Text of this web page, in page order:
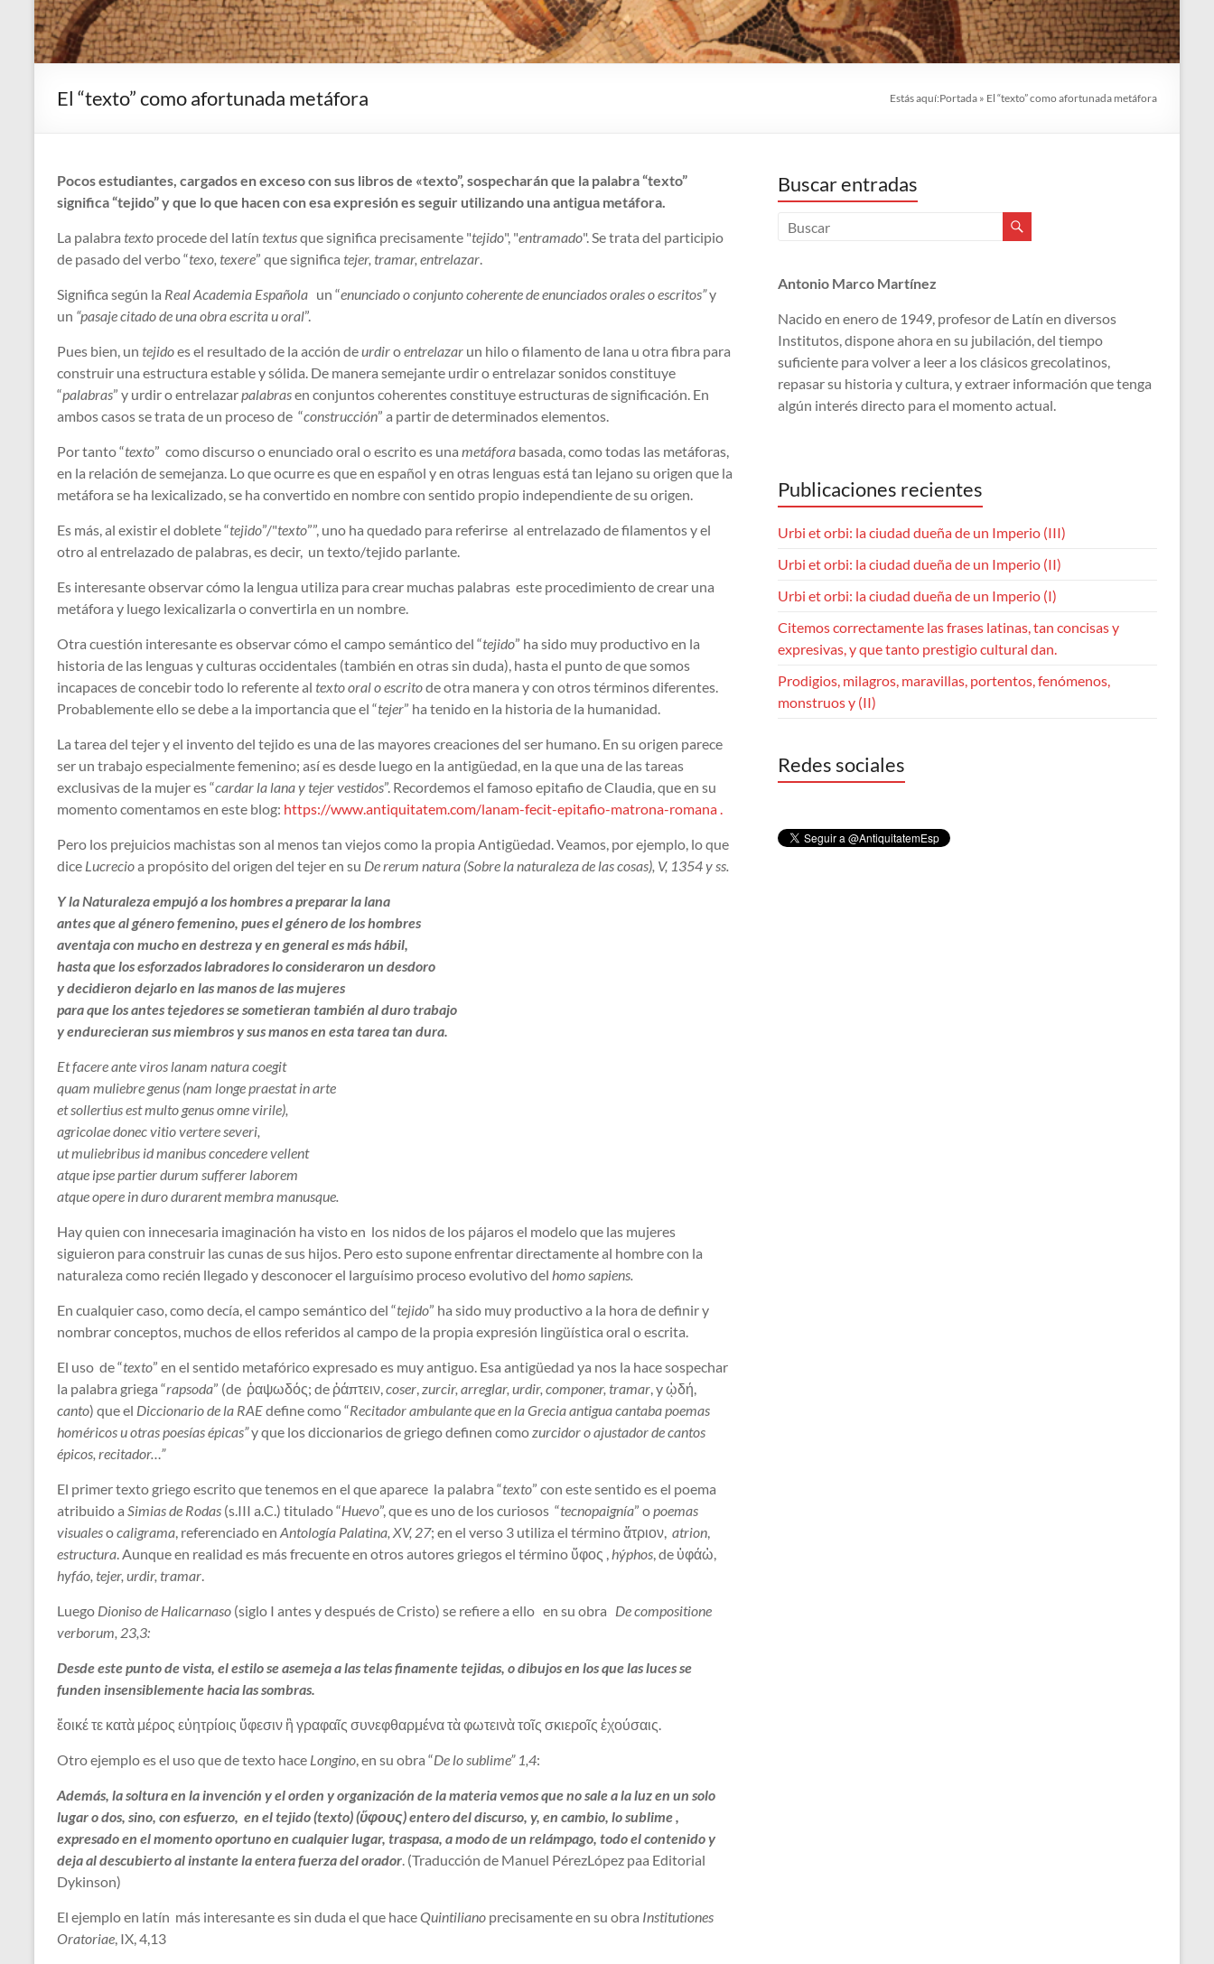
El “texto” como afortunada metáfora Estás aquí:Portada » El “texto” como afortunada metáfora
Pocos estudiantes, cargados en exceso con sus libros de «texto”, sospecharán que la palabra “texto”
significa “tejido” y que lo que hacen con esa expresión es seguir utilizando una antigua metáfora.
La palabra texto procede del latín textusque significa precisamente "tejido", "entramado". Se trata del participio
de pasado del verbo “texo, texere” que significa tejer, tramar, entrelazar.
Significa según la Real Academia Española un “enunciado o conjunto coherente de enunciados orales o escritos”y
un “pasaje citado de una obra escrita u oral”.
Pues bien, un tejidoes el resultado de la acción deurdiroentrelazar un hilo o filamento de lana u otra fibra para
construir una estructura estable y sólida. De manera semejante urdir o entrelazar sonidos constituye
“palabras” y urdir o entrelazarpalabrasen conjuntos coherentes constituye estructuras de significación. En
ambos casos se trata de un proceso de “construcción” a partir de determinados elementos.
Por tanto “texto” como discurso o enunciado oral o escrito es una metáfora basada, como todas las metáforas,
en la relación de semejanza. Lo que ocurre es que en español y en otras lenguas está tan lejano su origen que la
metáfora se ha lexicalizado, se ha convertido en nombre con sentido propio independiente de su origen.
Es más, al existir el doblete “tejido”/"texto””, uno ha quedado para referirse al entrelazado de filamentos y el
otro al entrelazado de palabras, es decir, un texto/tejido parlante.
Es interesante observar cómo la lengua utiliza para crear muchas palabras este procedimiento de crear una
metáfora y luego lexicalizarla o convertirla en un nombre.
Otra cuestión interesante es observar cómo el campo semántico del “tejido” ha sido muy productivo en la
historia de las lenguas y culturas occidentales (también en otras sin duda), hasta el punto de que somos
incapaces de concebir todo lo referente al texto oral o escritode otra manera y con otros términos diferentes.
Probablemente ello se debe a la importancia que el “tejer” ha tenido en la historia de la humanidad.
La tarea del tejer y el invento del tejido es una de las mayores creaciones del ser humano. En su origen parece
ser un trabajo especialmente femenino; así es desde luego en la antigüedad, en la que una de las tareas
exclusivas de la mujer es “cardar la lana y tejer vestidos”. Recordemos el famoso epitafio de Claudia, que en su
momento comentamos en este blog: https://www.antiquitatem.com/lanam-fecit-epitafio-matrona-romana .
Pero los prejuicios machistas son al menos tan viejos como la propia Antigüedad. Veamos, por ejemplo, lo que
dice Lucrecioa propósito del origen del tejer en su De rerum natura (Sobre la naturaleza de las cosas), V, 1354 y ss.
Y la Naturaleza empujó a los hombres a preparar la lana
antes que al género femenino, pues el género de los hombres
aventaja con mucho en destreza y en general es más hábil,
hasta que los esforzados labradores lo consideraron un desdoro
y decidieron dejarlo en las manos de las mujeres
para que los antes tejedores se sometieran también al duro trabajo
y endurecieran sus miembros y sus manos en esta tarea tan dura.
Et facere ante viros lanam natura coegit
quam muliebre genus (nam longe praestat in arte
et sollertius est multo genus omne virile),
agricolae donec vitio vertere severi,
ut muliebribus id manibus concedere vellent
atque ipse partier durum sufferer laborem
atque opere in duro durarent membra manusque.
Hay quien con innecesaria imaginación ha visto en los nidos de los pájaros el modelo que las mujeres
siguieron para construir las cunas de sus hijos. Pero esto supone enfrentar directamente al hombre con la
naturaleza como recién llegado y desconocer el larguísimo proceso evolutivo del homo sapiens.
En cualquier caso, como decía, el campo semántico del “tejido” ha sido muy productivo a la hora de definir y
nombrar conceptos, muchos de ellos referidos al campo de la propia expresión lingüística oral o escrita.
El uso de “texto” en el sentido metafórico expresado es muy antiguo. Esa antigüedad ya nos la hace sospechar
la palabra griega “rapsoda” (de ῥαψωδός; de ῥάπτειν,coser,zurcir, arreglar, urdir, componer, tramar, y ᾠδή,
canto) que el Diccionario de la RAEdefine como “Recitador ambulante que en la Grecia antigua cantaba poemas
homéricos u otras poesías épicas”y que los diccionarios de griego definen comozurcidor o ajustador de cantos
épicos, recitador…”
El primer texto griego escrito que tenemos en el que aparece la palabra “texto” con este sentido es el poema
atribuido a Simias de Rodas (s.III a.C.) titulado “Huevo”, que es uno de los curiosos “tecnopaignía” opoemas
visualesocaligrama, referenciado en Antología Palatina, XV, 27; en el verso 3 utiliza el término ἄτριον, atrion,
estructura. Aunque en realidad es más frecuente en otros autores griegos el término ὕφος ,hýphos, de ὑφάὠ,
hyfáo, tejer, urdir, tramar.
Luego Dioniso de Halicarnaso (siglo I antes y después de Cristo) se refiere a ello en su obra De compositione
verborum, 23,3:
Desde este punto de vista, el estilo se asemeja a las telas finamente tejidas, o dibujos en los que las luces se
funden insensiblemente hacia las sombras.
ἔοικέ τε κατὰ μέρος εὐητρίοις ὕφεσιν ἢ γραφαῖς συνεφθαρμένα τὰ φωτεινὰ τοῖς σκιεροῖς ἐχούσαις.
Otro ejemplo es el uso que de texto hace Longino, en su obra “De lo sublime” 1,4:
Además, la soltura en la invención y el orden y organización de la materia vemos que no sale a la luz en un solo
lugar o dos, sino, con esfuerzo, en el tejido (texto) (ὕφους) entero del discurso, y, en cambio, lo sublime ,
expresado en el momento oportuno en cualquier lugar, traspasa, a modo de un relámpago, todo el contenido y
deja al descubierto al instante la entera fuerza del orador. (Traducción de Manuel PérezLópez paa Editorial
Dykinson)
El ejemplo en latín más interesante es sin duda el que haceQuintiliano precisamente en su obra Institutiones
Oratoriae, IX, 4,13
Buscar entradas
Antonio Marco Martínez
Nacido en enero de 1949, profesor de Latín en diversos
Institutos, dispone ahora en su jubilación, del tiempo
suficiente para volver a leer a los clásicos grecolatinos,
repasar su historia y cultura, y extraer información que tenga
algún interés directo para el momento actual.
Publicaciones recientes
Urbi et orbi: la ciudad dueña de un Imperio (III)
Urbi et orbi: la ciudad dueña de un Imperio (II)
Urbi et orbi: la ciudad dueña de un Imperio (I)
Citemos correctamente las frases latinas, tan concisas y
expresivas, y que tanto prestigio cultural dan.
Prodigios, milagros, maravillas, portentos, fenómenos,
monstruos y (II)
Redes sociales